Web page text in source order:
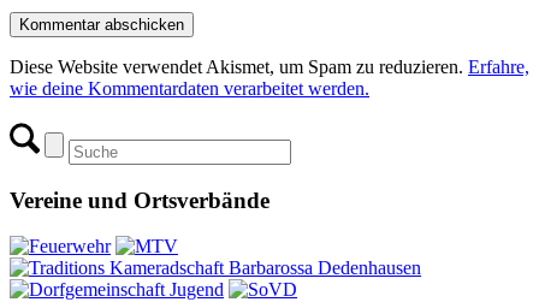
Diese Website verwendet Akismet, um Spam zu reduzieren. Erfahre,
wie deine Kommentardaten verarbeitet werden.
Vereine und Ortsverbände